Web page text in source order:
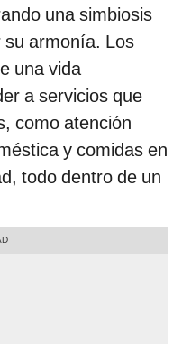
una simbiosis
su armonía. Los
una vida
a servicios que
como atención
y comidas en
todo dentro de un